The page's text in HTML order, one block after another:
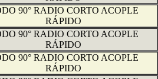
90° RADIO CORTO ACOPLE
RÁPIDO
90° RADIO CORTO ACOPLE
RÁPIDO
90° RADIO CORTO ACOPLE
RÁPIDO